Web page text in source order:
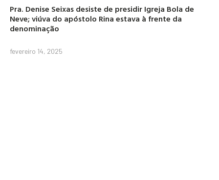
Pra. Denise Seixas desiste de presidir Igreja Bola de
Neve; viúva do apóstolo Rina estava à frente da
denominação
fevereiro 14, 2025